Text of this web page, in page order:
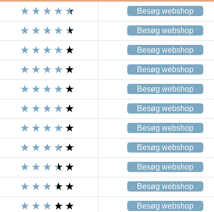
Besøg webshop
Besøg webshop
Besøg webshop
Besøg webshop
Besøg webshop
Besøg webshop
Besøg webshop
Besøg webshop
Besøg webshop
Besøg webshop
Besøg webshop